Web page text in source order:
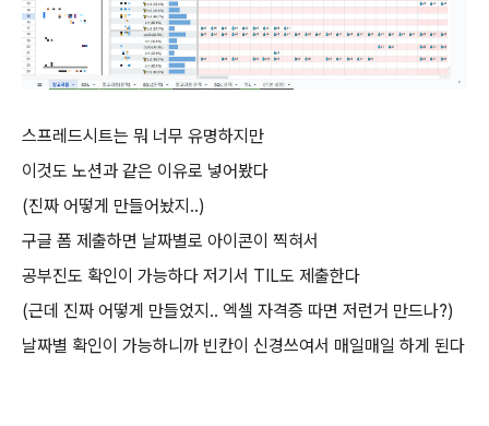
스프레드시트는 뭐 너무 유명하지만
이것도 노션과 같은 이유로 넣어봤다
(진짜 어떻게 만들어놨지..)
구글 폼 제출하면 날짜별로 아이콘이 찍혀서
공부진도 확인이 가능하다 저기서 TIL도 제출한다
(근데 진짜 어떻게 만들었지.. 엑셀 자격증 따면 저런거 만드나?)
날짜별 확인이 가능하니까 빈칸이 신경쓰여서 매일매일 하게 된다